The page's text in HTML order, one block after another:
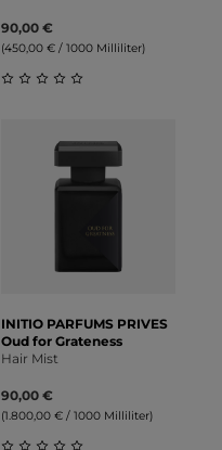
90,00 €
(450,00 € / 1000 Milliliter)
INITIO PARFUMS PRIVES
Oud for Grateness
Hair Mist
90,00 €
(1.800,00 € / 1000 Milliliter)